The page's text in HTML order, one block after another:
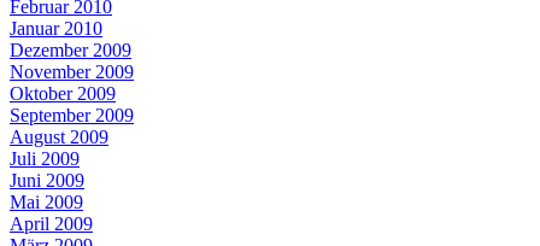
Februar 2010
Januar 2010
Dezember 2009
November 2009
Oktober 2009
September 2009
August 2009
Juli 2009
Juni 2009
Mai 2009
April 2009